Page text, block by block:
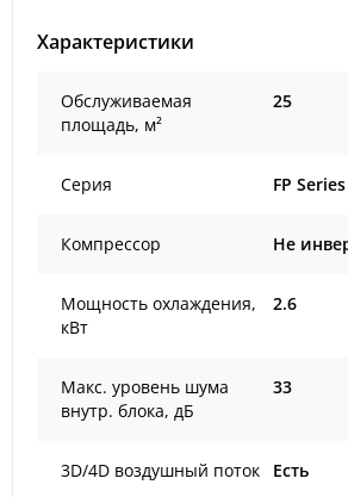
Характеристики
Обслуживаемая
площадь, м²
25
Серия FP
Компрессор Не
Мощность охлаждения,
кВт
2.6
Макс. уровень шума
внутр. блока, дБ
33
3D/4D воздушный поток Есть